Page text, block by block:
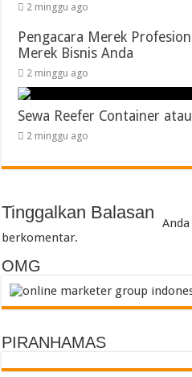
2 minggu ago
Pengacara Merek
Merek Bisnis Anda
2 minggu ago
Sewa Reefer Container
2 minggu ago
Tinggalkan Balasan
berkomentar.
OMG
PIRANHAMAS